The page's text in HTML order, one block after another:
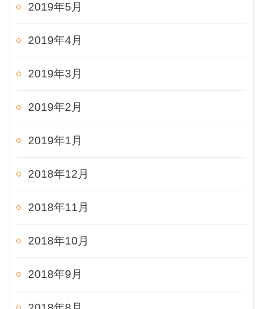
2019年5月
2019年4月
2019年3月
2019年2月
2019年1月
2018年12月
2018年11月
2018年10月
2018年9月